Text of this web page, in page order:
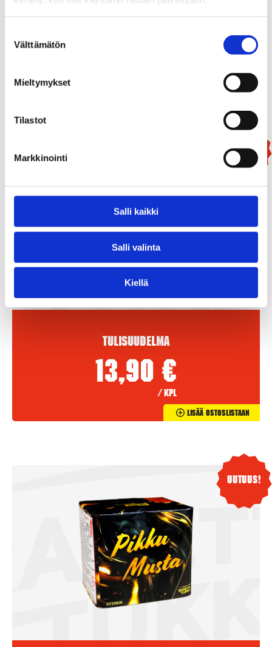
valinta
Välttämätön
Mieltymykset
Tilastot
Markkinointi
Salli kaikki
Salli valinta
Kiellä
Lisää Ostoslistaan
Uutuus!
Tulisuudelma
13,90 €
/ kpl
Lisää Ostoslistaan
Uutuus!